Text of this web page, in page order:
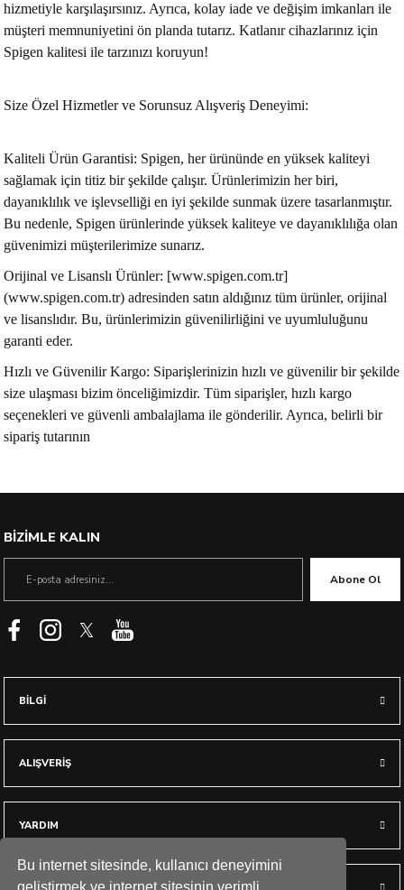
Bu internet sitesinde, kullanıcı deneyimini
geliştirmek ve internet sitesinin verimli
hizmetiyle karşılaşırsınız. Ayrıca, kolay iade ve değişim imkanları ile
müşteri memnuniyetini ön planda tutarız. Katlanır cihazlarınız için
Spigen kalitesi ile tarzınızı koruyun!
Size Özel Hizmetler ve Sorunsuz Alışveriş Deneyimi:
Kaliteli Ürün Garantisi: Spigen, her ürününde en yüksek kaliteyi
sağlamak için titiz bir şekilde çalışır. Ürünlerimizin her biri,
dayanıklılık ve işlevselliği en iyi şekilde sunmak üzere tasarlanmıştır.
Bu nedenle, Spigen ürünlerinde yüksek kaliteye ve dayanıklılığa olan
güvenimizi müşterilerimize sunarız.
Orijinal ve Lisanslı Ürünler: [www.spigen.com.tr]
(www.spigen.com.tr) adresinden satın aldığınız tüm ürünler, orijinal
ve lisanslıdır. Bu, ürünlerimizin güvenilirliğini ve uyumluluğunu
garanti eder.
Hızlı ve Güvenilir Kargo: Siparişlerinizin hızlı ve güvenilir bir şekilde
size ulaşması bizim önceliğimizdir. Tüm siparişler, hızlı kargo
seçenekleri ve güvenli ambalajlama ile gönderilir. Ayrıca, belirli bir
sipariş tutarının
BİZİMLE KALIN
Abone Ol
BİLGİ
ALIŞVERİŞ
YARDIM